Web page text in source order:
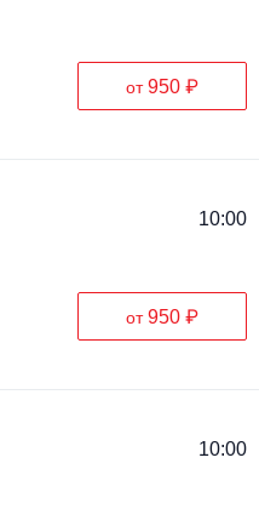
от950 ₽
10:00
от950 ₽
10:00